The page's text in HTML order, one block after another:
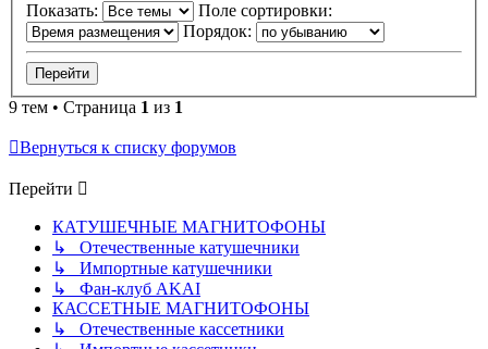
Показать:
Поле сортировки:
Порядок:
9 тем • Страница 1 из 1
Вернуться к списку форумов
Перейти
КАТУШЕЧНЫЕ МАГНИТОФОНЫ
↳ Отечественные катушечники
↳ Импортные катушечники
↳ Фан-клуб AKAI
КАССЕТНЫЕ МАГНИТОФОНЫ
↳ Отечественные кассетники